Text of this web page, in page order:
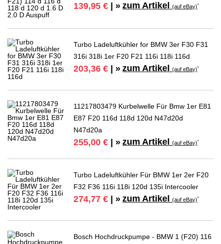
139,95 € | » zum Artikel(auf eBay)*
Turbo Ladeluftkühler for BMW 3er F30 F31
316i 318i 1er F20 F21 116i 118i 116d
203,36 € | » zum Artikel(auf eBay)*
11217803479 Kurbelwelle Für Bmw 1er E81
E87 F20 116d 118d 120d N47d20d
N47d20a
255,00 € | » zum Artikel(auf eBay)*
Turbo Ladeluftkühler Für BMW 1er 2er F20
F32 F36 116i 118i 120d 135i Intercooler
274,77 € | » zum Artikel(auf eBay)*
Bosch Hochdruckpumpe - BMW 1 (F20) 116